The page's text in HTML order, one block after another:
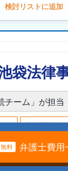
検討リストに追加
袋法律
チーム」が担当
料
土日面談可